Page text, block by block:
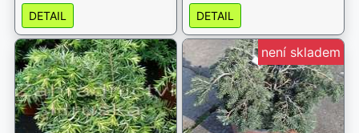
DETAIL DETAIL
není skladem